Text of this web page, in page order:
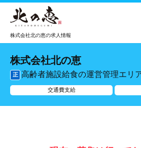
株式会社北の恵の求人情報
株式会社北の恵
正 高齢者施設給食の運営管理エリ
交通費支給